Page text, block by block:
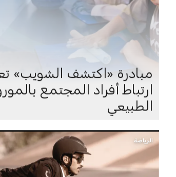
مبادرة «اكتشف الشويب»
ارتباط أفراد المجتمع
الطبيعي
الرياضة